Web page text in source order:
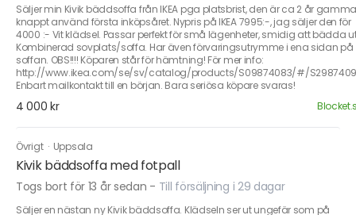
Säljer min Kivik bäddsoffa från IKEA pga platsbrist, den är ca 2 år
knappt använd första inköpsåret. Nypris på IKEA 7995:-, jag säljer den för
4000 :- Vit klädsel. Passar perfekt för små lägenheter, smidig att bädda
Kombinerad sovplats/soffa. Har även förvaringsutrymme i ena sidan på
soffan. OBS!!!! Köparen står för hämtning! För mer info:
http://www.ikea.com/se/sv/catalog/products/S09874083/#/
Enbart mailkontakt till en början. Bara seriösa köpare svaras!
4 000 kr
Övrigt · Uppsala
Kivik bäddsoffa med fotpall
Togs bort för 13 år sedan - Till försäljning i 29 dagar
Säljer en nästan ny Kivik bäddsoffa. Klädseln ser ut ungefär som på